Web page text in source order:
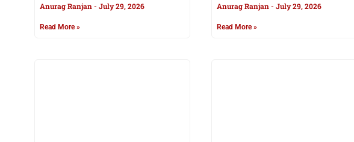
Anurag Ranjan July 29, 2026
Read More »
Anurag Ranjan July 29, 2026
Read More »